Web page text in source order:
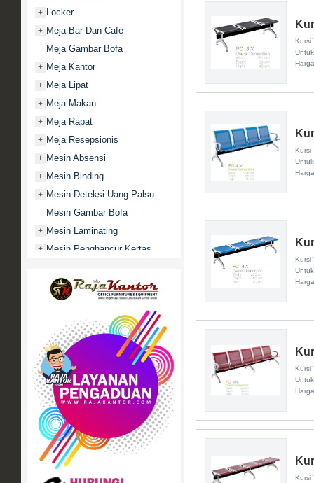
+ Locker
+ Meja Bar Dan Cafe
Meja Gambar Bofa
+ Meja Kantor
+ Meja Lipat
+ Meja Makan
+ Meja Rapat
+ Meja Resepsionis
+ Mesin Absensi
+ Mesin Binding
+ Mesin Deteksi Uang Palsu
Mesin Gambar Bofa
+ Mesin Laminating
+ Mesin Penghancur Kertas
Mobile File / Roll O Pack
Movitex
Paper Cutter
Partisi Kantor
Promo
+ Rak Serbaguna
+ Ranjang Besi
+ Sofa Kantor
+ Springbed
White Board / Papan Tulis